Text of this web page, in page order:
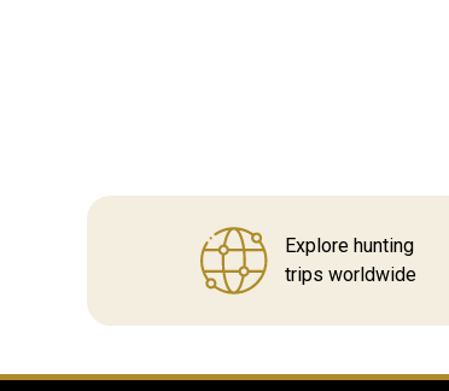
Explore hunting
trips worldwide